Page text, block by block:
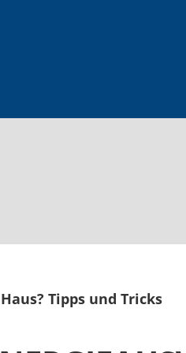
Tipps und Tricks